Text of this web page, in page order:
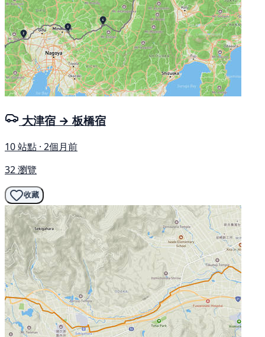
大津宿 → 板橋宿
10 站點 · 2個月前
32 瀏覽
收藏